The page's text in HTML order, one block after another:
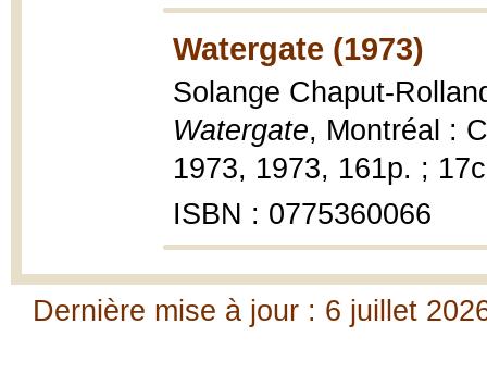
Watergate (1973)
Solange Chaput-
Watergate, Montréal :
1973, 1973, 161p. ;
ISBN : 0775360066
Dernière mise à jour : 6 juillet